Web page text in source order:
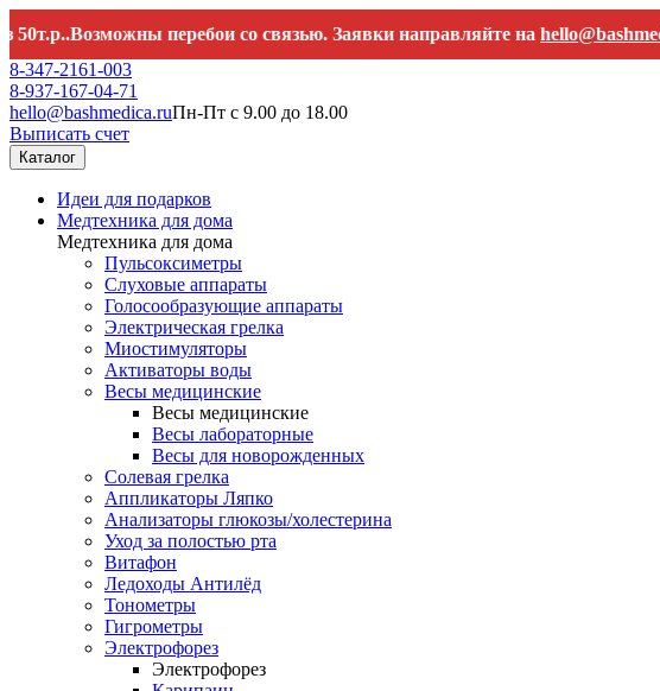
перебои со связью. Заявки направляйте наhello@bashmedica.ru
8-347-2161-003
8-937-167-04-71
hello@bashmedica.ruПн-Пт с 9.00 до 18.00
Выписать счет
Каталог
Идеи для подарков
Медтехника для дома
Медтехника для дома
Пульсоксиметры
Слуховые аппараты
Голосообразующие аппараты
Электрическая грелка
Миостимуляторы
Активаторы воды
Весы медицинские
Весы медицинские
Весы лабораторные
Весы для новорожденных
Солевая грелка
Аппликаторы Ляпко
Анализаторы глюкозы/холестерина
Уход за полостью рта
Витафон
Ледоходы Антилёд
Тонометры
Гигрометры
Электрофорез
Электрофорез